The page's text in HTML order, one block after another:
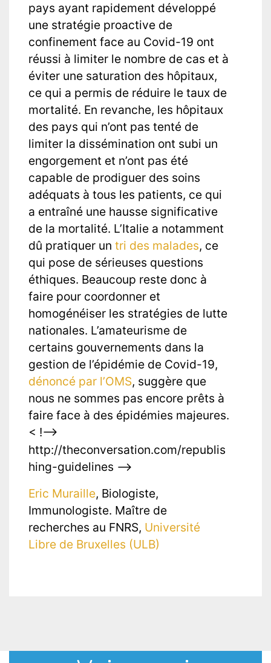
pays ayant rapidement développé
une stratégie proactive de
confinement face au Covid-19 ont
réussi à limiter le nombre de cas et à
éviter une saturation des hôpitaux,
ce qui a permis de réduire le taux de
mortalité. En revanche, les hôpitaux
des pays qui n’ont pas tenté de
limiter la dissémination ont subi un
engorgement et n’ont pas été
capable de prodiguer des soins
adéquats à tous les patients, ce qui
a entraîné une hausse significative
de la mortalité. L’Italie a notamment
dû pratiquer un tri des malades, ce
qui pose de sérieuses questions
éthiques. Beaucoup reste donc à
faire pour coordonner et
homogénéiser les stratégies de lutte
nationales. L’amateurisme de
certains gouvernements dans la
gestion de l’épidémie de Covid-19,
dénoncé par l’OMS, suggère que
nous ne sommes pas encore prêts à
faire face à des épidémies majeures.
< !—>
http://theconversation.com/republis
hing-guidelines —>
Eric Muraille, Biologiste,
Immunologiste. Maître de
recherches au FNRS, Université
Libre de Bruxelles (ULB)